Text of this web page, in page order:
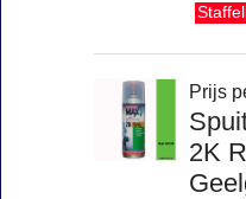
Prijs
2K